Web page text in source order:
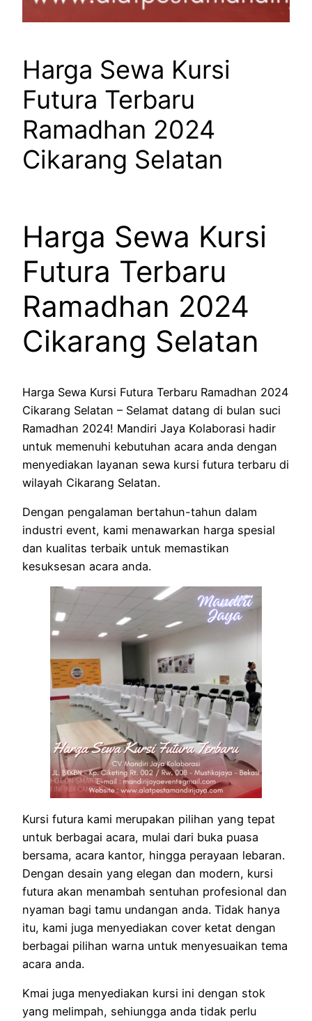
Harga Sewa Kursi
Futura Terbaru
Ramadhan 2024
Cikarang Selatan
Harga Sewa Kursi
Futura Terbaru
Ramadhan 2024
Cikarang Selatan
Harga Sewa Kursi Futura Terbaru Ramadhan 2024
Cikarang Selatan – Selamat datang di bulan suci
Ramadhan 2024! Mandiri Jaya Kolaborasi hadir
untuk memenuhi kebutuhan acara anda dengan
menyediakan layanan sewa kursi futura terbaru di
wilayah Cikarang Selatan.
Dengan pengalaman bertahun-tahun dalam
industri event, kami menawarkan harga spesial
dan kualitas terbaik untuk memastikan
kesuksesan acara anda.
Kursi futura kami merupakan pilihan yang tepat
untuk berbagai acara, mulai dari buka puasa
bersama, acara kantor, hingga perayaan lebaran.
Dengan desain yang elegan dan modern, kursi
futura akan menambah sentuhan profesional dan
nyaman bagi tamu undangan anda. Tidak hanya
itu, kami juga menyediakan cover ketat dengan
berbagai pilihan warna untuk menyesuaikan tema
acara anda.
Kmai juga menyediakan kursi ini dengan stok
yang melimpah, sehiungga anda tidak perlu